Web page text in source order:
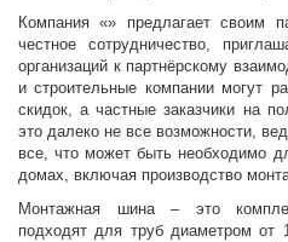
Компания «» предлагает своим
честное сотрудничество,
организаций к партнёрскому
и строительные компании могут
скидок, а частные заказчики на
это далеко не все возможности,
все, что может быть необходимо
домах, включая производство
Монтажная шина – это
подходят для труб диаметром от